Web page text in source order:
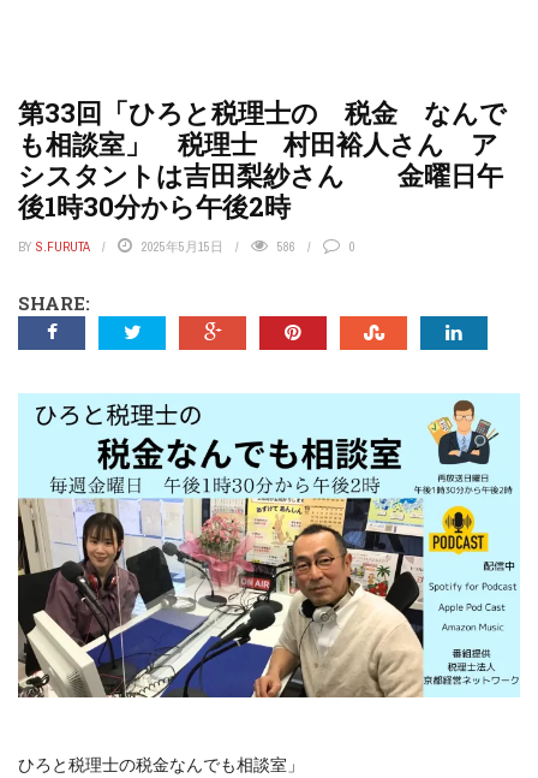
第33回「ひろと税理士の 税金 なんで
も相談室」 税理士 村田裕人さん ア
シスタントは吉田梨紗さん 金曜日午
後1時30分から午後2時
BY S.FURUTA 2025年5月15日 586 0
SHARE:
ひろと税理士の税金なんでも相談室」